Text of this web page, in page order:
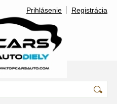
Prihlásenie Registrácia